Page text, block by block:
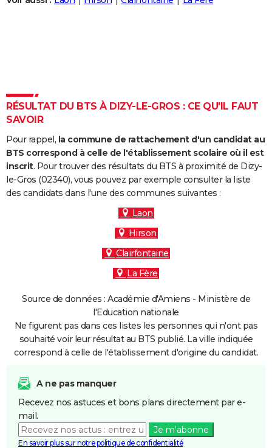
Carte de Noël
Carte Bonne année
Carte Saint-Valentin
Carte Pâques
Carte d'anniversaire
Dictionnaire
Biographies
Citations
Expressions
Proverbes
PROGRAMME TV
COPAINS D'AVANT
S'inscrire
Se connecter
Lycées
Collèges
Primaires
Universités
Entreprises
Service militaire
Avis de recherche
AVIS DE DÉCÈS
RÉSULTAT DU BTS À DIZY-LE-GROS : CE QU'IL FAUT
SAVOIR
Pour rappel, la commune de rattachement d'un candidat au
BTS correspond à celle de l'établissement scolaire où il est
inscrit. Pour trouver des résultats du BTS à proximité de Dizy-
le-Gros (02340), vous pouvez par exemple consulter la liste
des candidats dans l'une des communes suivantes :
Laon
Hirson
Clairfontaine
La Fère
Source de données : Académie d'Amiens - Ministère de
l'Education nationale
Ne figurent pas dans ces listes les personnes qui n'ont pas
souhaité voir leur résultat au BTS publié. La ville indiquée
correspond à celle de l'établissement d'origine du candidat.
A ne pas manquer
Recevez nos astuces et bons plans directement par e-
mail.
Je m'abonne
En savoir plus sur notre politique de confidentialité